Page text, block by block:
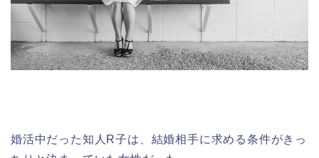
婚活中だった知人R子は、結婚相手に求める条件がきっ